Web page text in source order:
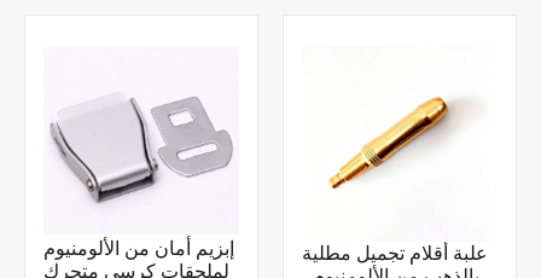
إبزيم أمان من الألومنيوم
لملحقات كرسي متحرك
علبة أقلام تجميل مطلية